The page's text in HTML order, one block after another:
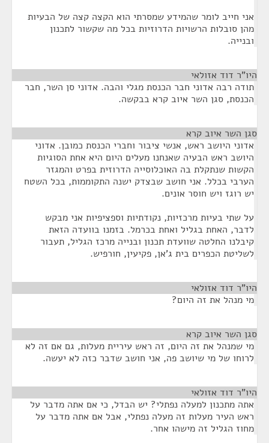
אני חייב לומר שהמידע שמסרתי הוא הקצה קצה של הבעיות
מהן סובלות הרשויות הדרוזיות בכל מה שקשור לתכנון
ובנייה.
היו"ר דוד אזולאי
תודה רבה אדוני חבר הכנסת מגלי והבה. אדוני סן השר, חבר
הכנסת, סגן השר איוב קרא בבקשה.
סגן השר איוב קרא
אדוני היושב ראש, אנשי ציבור וחברי הכנסת כמובן. אדוני
היושב ראש הבעיה שאנחנו מעלים היום היא אחת הסוגיות
הקשות שנתקלת בה האוכלוסייה הדרוזית בפרט והמגזר
הערבי בכלל. אני חושב שבצדק ישנה התקוממות, בכל השטח
יש רוגז ויש חוסר אונים.
על שתי בעיות מרכזיות, נקודתיות וספציפיות אני מבקש
לדבר, האחת בגליל ואחת בכרמל. בזמנו בוועדה הזאת
קיבלנו החלטה שוועדת תכנון ובנייה מרכז הגליל, תעבור
לשליטת הכפרים בית ג'אן, פקיעין, חורפיש.
היו"ר דוד אזולאי
מי מנהל את זה היום?
סגן השר איוב קרא
מי שמנהל את זה היום, זה ראש עיריית מעלות, גם אם זה לא
לרוחו של מי שיושב פה, אני חושב שדבר כזה לא יעשה.
היו"ר דוד אזולאי
אתה מתכנון למעלה נפתלי? יש הבדל, כי אם אתה מדבר על
ראש העיר מעלות זה מעלה נפתלי, אבל אם אתה מדבר על
מחוז הגליל זה מישהו אחר.